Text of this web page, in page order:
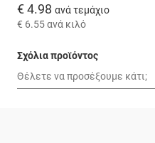
€ 4.98 ανά τεμάχιο
€ 6.55ανά κιλό
Σχόλια προϊόντος